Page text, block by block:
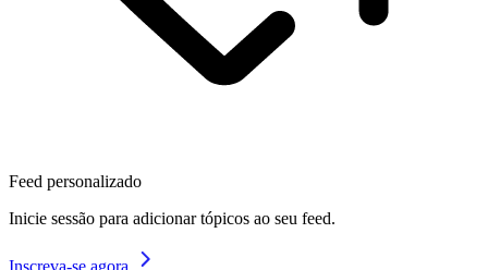
Feed personalizado
Inicie sessão para adicionar tópicos ao seu feed.